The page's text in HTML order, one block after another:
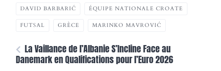
DAVID BARBARIĆ ÉQUIPE NATIONALE CROATE
FUTSAL GRÈCE MARINKO MAVROVIĆ
La Vaillance de l’Albanie S’Incline Face au
Danemark en Qualifications pour l’Euro 2026